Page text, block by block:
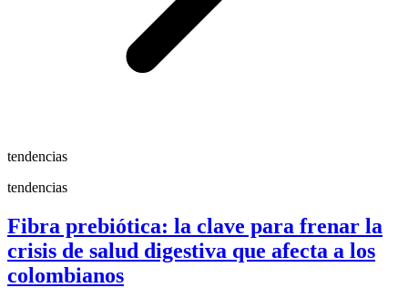
tendencias
tendencias
Fibra prebiótica: la clave para frenar la
crisis de salud digestiva que afecta a los
colombianos